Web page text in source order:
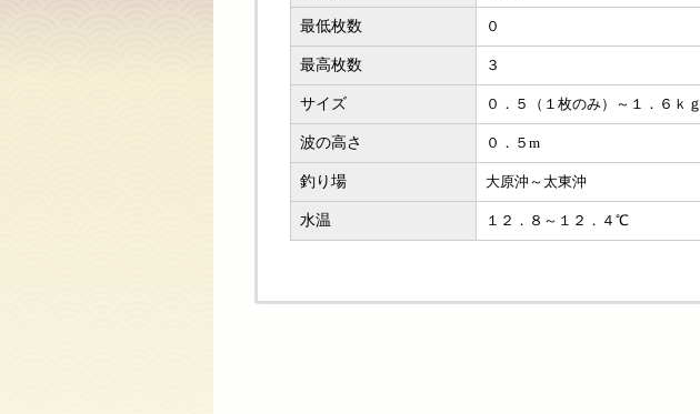
最低枚数 ０
最高枚数 ３
サイズ ０．５（１枚のみ）～１．６ｋｇ
波の高さ ０．５m
釣り場 大原沖～太東沖
水温 １２．８～１２．４℃